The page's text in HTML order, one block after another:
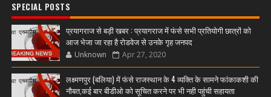
SPECIAL POSTS
प्रयागराज से बड़ी खबर : प्रयागराज में फंसे सभी प्रतियोगी छात्रों को
आज भेजा जा रहा है रोडवेज से उनके गृह जनपद
Unknown Apr 27, 2020
लक्ष्मणपुर (बलिया) में फंसे राजस्थान के 4 व्यक्ति के सामने फांकाकशी की
नौबत,कई बार बीडीओ को सूचित करने पर भी नही पहुंची सहायता